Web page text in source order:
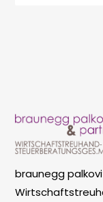
braunegg